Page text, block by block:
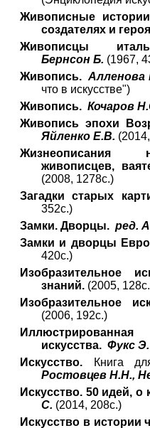
Живописные
создателях и
Живописцы
Бернсон Б. (1967,
Живопись. Алленова
что в искусстве")
Живопись. Кочаров
Живопись эпохи
Яйленко Е.В.
Жизнеописания
живописцев,
(2008, 1278с.)
Загадки старых
352с.)
Замки. Дворцы. ред.
Замки и дворцы
420с.)
Изобразительное
знаний. (2005,
Изобразительное
(2006, 192с.)
искусства. Фукс Э.
Искусство. Книга
Ростовцев Н.Н.,
Искусство. 50 идей,
С. (2014, 208с.)
Искусство в истории